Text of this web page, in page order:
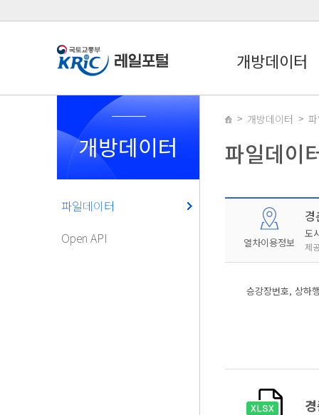
개방데이터
개방데이터
파일데이터
Open API
개방데이터
파일데이
열차이용정보
도
제
승강장번호, 상하